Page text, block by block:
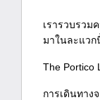
เรารวบรวม
มาในละแวก
The Portico
การเดินทาง